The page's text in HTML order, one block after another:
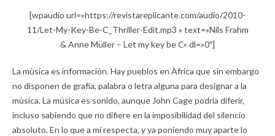
[wpaudio url=»https://revistareplicante.com/audio/2010-
11/Let-My-Key-Be-C_Thriller-Edit.mp3 » text=»Nils Frahm
& Anne Müller – Let my key be C» dl=»0″]
La mùsica es informaciòn. Hay pueblos en Àfrica que sin embargo
no disponen de grafía, palabra o letra alguna para designar a la
mùsica. La música es sonido, aunque John Cage podría diferir,
incluso sabiendo que no difiere en la imposibilidad del silencio
absoluto. En lo que a mí respecta, y ya poniendo muy aparte lo